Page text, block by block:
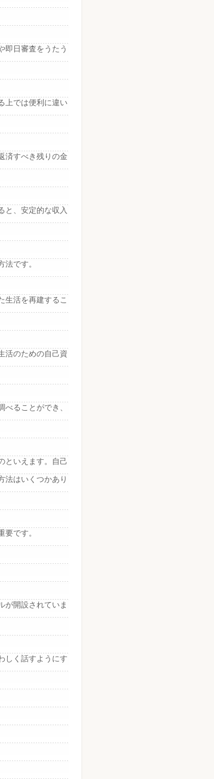
即日審査をうたう
上では便利に違い
済すべき残りの金
と、安定的な収入
です。
生活を再建するこ
活のための自己資
ることができ、
といえます。自己
法はいくつかあり
です。
が開設されていま
しく話すようにす